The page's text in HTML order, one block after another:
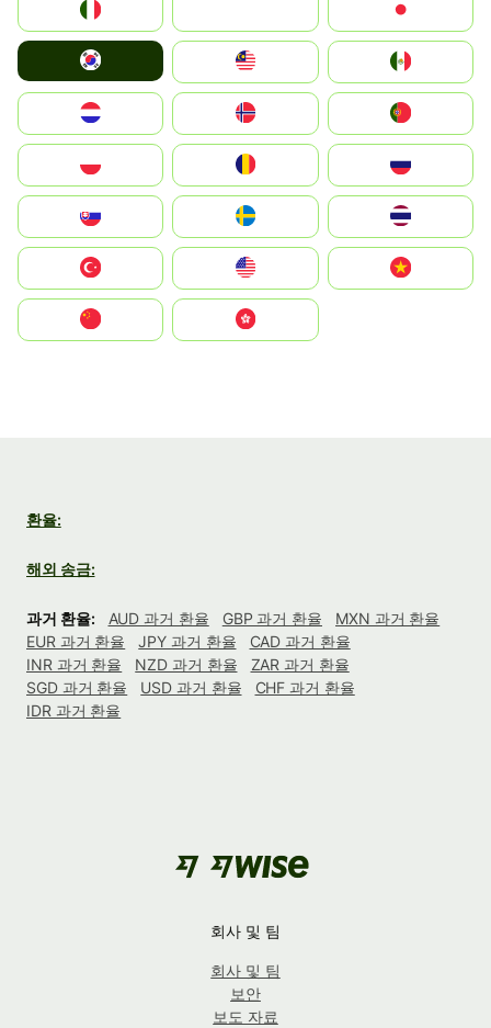
South Korea
United States
中國香港特別行政區
환율:
해외 송금:
과거 환율: AUD 과거 환율 GBP 과거 환율
MXN 과거 환율
EUR 과거 환율
JPY 과거 환율
CAD 과거 환율
INR 과거 환율
NZD 과거 환율
ZAR 과거 환율
SGD 과거 환율
USD 과거 환율
CHF 과거 환율
IDR 과거 환율
회사 및 팀
회사 및 팀
보안
보도 자료